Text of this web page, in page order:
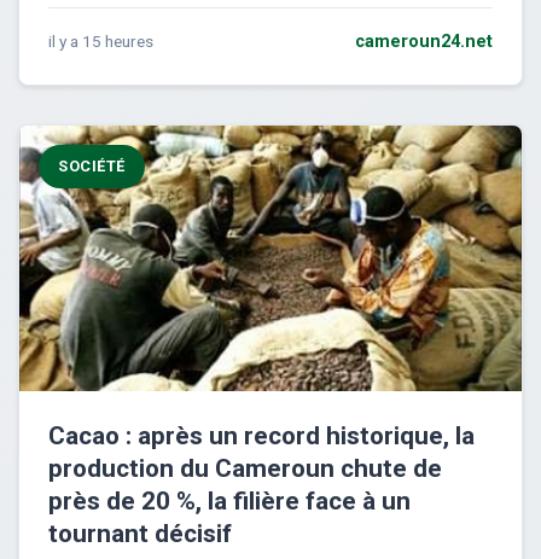
il y a 15 heures cameroun24.net
SOCIÉTÉ
Cacao : après un record historique, la
production du Cameroun chute de
près de 20 %, la filière face à un
tournant décisif